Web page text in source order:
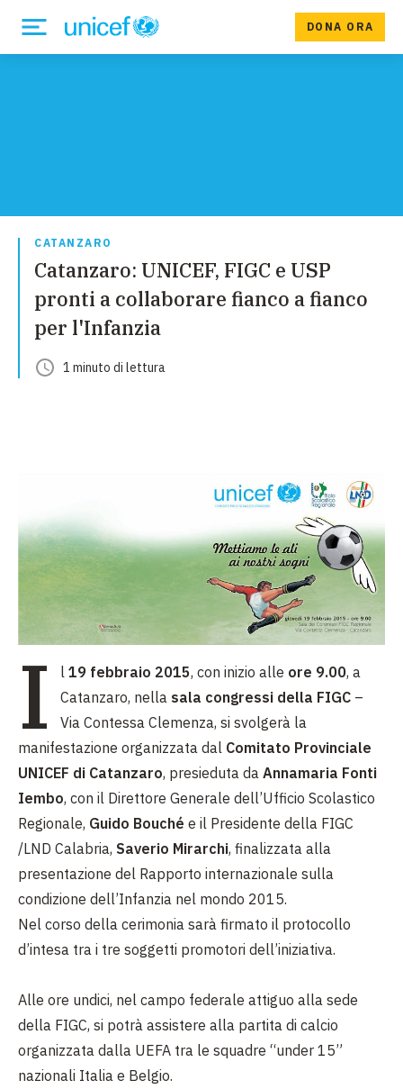
DONA ORA
CATANZARO
Catanzaro: UNICEF, FIGC e USP
pronti a collaborare fianco a fianco
per l'Infanzia
1 minuto di lettura
I l 19 febbraio 2015, con inizio alle ore 9.00, a
Catanzaro, nella sala congressi della FIGC –
Via Contessa Clemenza, si svolgerà la
manifestazione organizzata dal Comitato Provinciale
UNICEF di Catanzaro, presieduta da Annamaria Fonti
Iembo, con il Direttore Generale dell’Ufficio Scolastico
Regionale, Guido Bouché e il Presidente della FIGC
/LND Calabria, Saverio Mirarchi, finalizzata alla
presentazione del Rapporto internazionale sulla
condizione dell’Infanzia nel mondo 2015.
Nel corso della cerimonia sarà firmato il protocollo
d’intesa tra i tre soggetti promotori dell’iniziativa.
Alle ore undici, nel campo federale attiguo alla sede
della FIGC, si potrà assistere alla partita di calcio
organizzata dalla UEFA tra le squadre “under 15”
nazionali Italia e Belgio.